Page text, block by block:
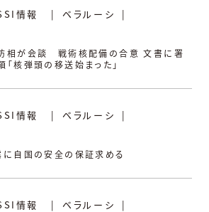
情報 | ベラルーシ
|
相が会談 戦術核配備の合意 文書に署
核弾頭の移送始まった」
情報 | ベラルーシ
|
に自国の安全の保証求める
情報 | ベラルーシ
|